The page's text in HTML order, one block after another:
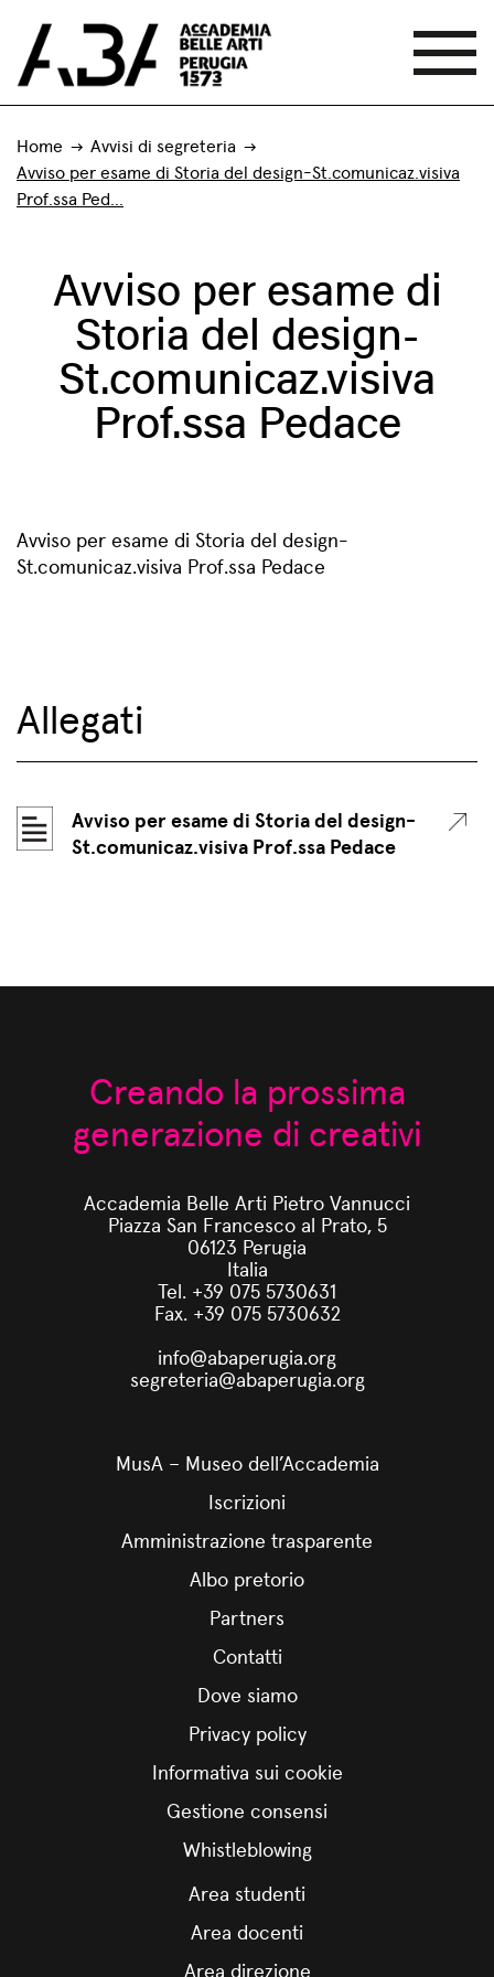
Home
Avvisi di segreteria
Avviso per esame di Storia del design-St.comunicaz.visiva
Prof.ssa Ped...
Avviso per esame di
Storia del design-
St.comunicaz.visiva
Prof.ssa Pedace
Avviso per esame di Storia del design-
St.comunicaz.visiva Prof.ssa Pedace
Allegati
Avviso per esame di Storia del design-
St.comunicaz.visiva Prof.ssa Pedace
Creando la prossima
generazione di creativi
Accademia Belle Arti Pietro Vannucci
Piazza San Francesco al Prato, 5
06123 Perugia
Italia
Tel. +39 075 5730631
Fax. +39 075 5730632
info@abaperugia.org
segreteria@abaperugia.org
MusA – Museo dell’Accademia
Iscrizioni
Amministrazione trasparente
Albo pretorio
Partners
Contatti
Dove siamo
Privacy policy
Informativa sui cookie
Gestione consensi
Whistleblowing
Area studenti
Area docenti
Area direzione